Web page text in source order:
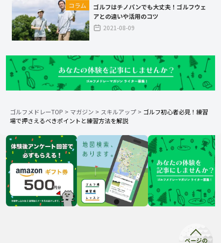
コラム
ゴルフはチノパンでも大丈夫！ゴルフウェ
アとの違いや活用のコツ
2021-08-09
ゴルフメドレーTOP > マガジン > スキルアップ > ゴルフ初心者必見！練習
場で押さえるべきポイントと練習方法を解説